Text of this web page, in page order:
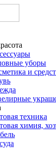
уборы
и
техника
химия,